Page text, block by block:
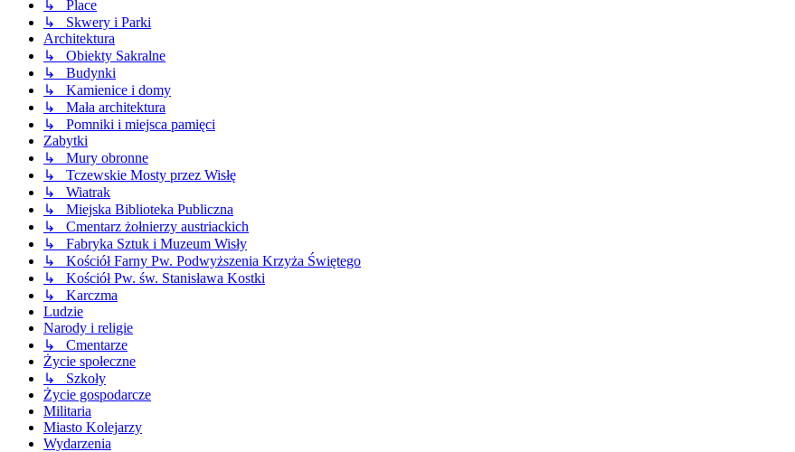
↳ Place
↳ Skwery i Parki
Architektura
↳ Obiekty Sakralne
↳ Budynki
↳ Kamienice i domy
↳ Mała architektura
↳ Pomniki i miejsca pamięci
Zabytki
↳ Mury obronne
↳ Tczewskie Mosty przez Wisłę
↳ Wiatrak
↳ Miejska Biblioteka Publiczna
↳ Cmentarz żołnierzy austriackich
↳ Fabryka Sztuk i Muzeum Wisły
↳ Kościół Farny Pw. Podwyższenia Krzyża Świętego
↳ Kościół Pw. św. Stanisława Kostki
↳ Karczma
Ludzie
Narody i religie
↳ Cmentarze
Życie społeczne
↳ Szkoły
Życie gospodarcze
Militaria
Miasto Kolejarzy
Wydarzenia